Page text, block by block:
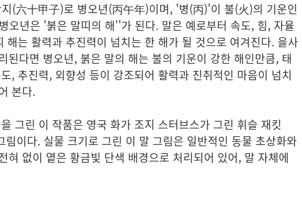
(六十甲子)로 병오년(丙午年)이며, '병(丙)'이 불(火)의 기운인
병오년은 '붉은 말띠의 해''가 된다. 말은 예로부터 속도, 힘, 자율
해는 활력과 추진력이 넘치는 한 해가 될 것으로 여겨진다. 을사
된다면 병오년, 붉은 말의 해는 불의 기운이 강한 해인만큼, 태
, 추진력, 외향성 등이 강조되어 활력과 진취적인 마음이 넘치
본다.
그린 이 작품은 영국 화가 조지 스터브스가 그린 휘슬 재킷
림이다. 실물 크기로 그린 이 말 그림은 일반적인 동물 초상화와
혀 없이 옅은 황금빛 단색 배경으로 처리되어 있어, 말 자체에